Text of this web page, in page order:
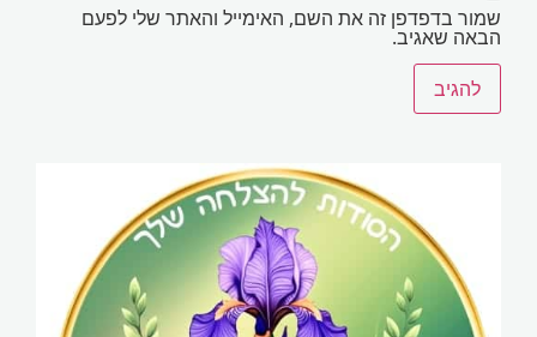
בדפדפן זה את השם, האימייל והאתר שלי לפעם
שאגיב.